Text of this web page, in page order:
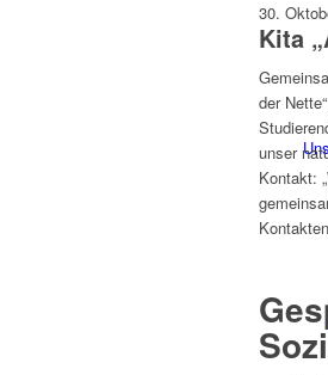
30.
Kita
der
unser
Kontakt: